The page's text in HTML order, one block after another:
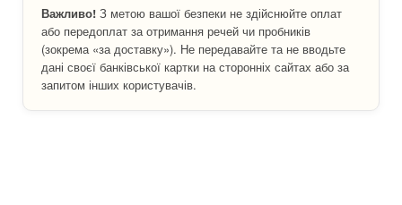
Важливо! З метою вашої безпеки не здійснюйте оплат
або передоплат за отримання речей чи пробників
(зокрема «за доставку»). Не передавайте та не вводьте
дані своєї банківської картки на сторонніх сайтах або за
запитом інших користувачів.